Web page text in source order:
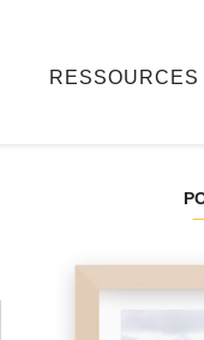
RESSOURCES